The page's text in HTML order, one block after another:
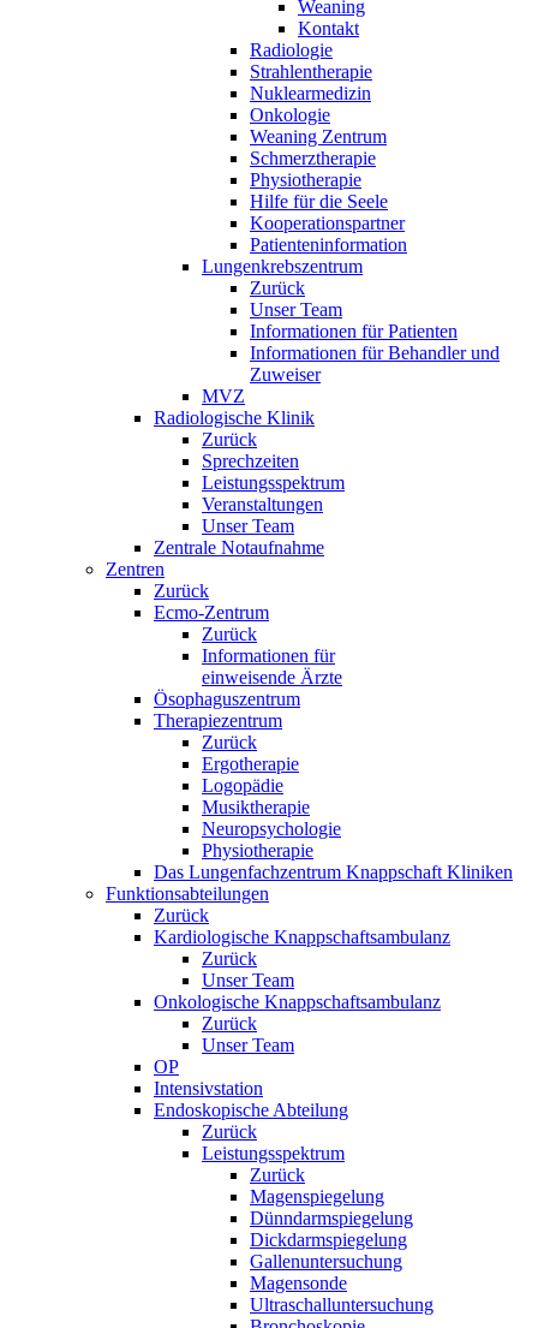
Weaning
Kontakt
Radiologie
Strahlentherapie
Nuklearmedizin
Onkologie
Weaning Zentrum
Schmerztherapie
Physiotherapie
Hilfe für die Seele
Kooperationspartner
Patienteninformation
Lungenkrebszentrum
Zurück
Unser Team
Informationen für Patienten
Informationen für Behandler und
Zuweiser
MVZ
Radiologische Klinik
Zurück
Sprechzeiten
Leistungsspektrum
Veranstaltungen
Unser Team
Zentrale Notaufnahme
Zentren
Zurück
Ecmo-Zentrum
Zurück
Informationen für
einweisende Ärzte
Ösophaguszentrum
Therapiezentrum
Zurück
Ergotherapie
Logopädie
Musiktherapie
Neuropsychologie
Physiotherapie
Das Lungenfachzentrum Knappschaft Kliniken
Funktionsabteilungen
Zurück
Kardiologische Knappschaftsambulanz
Zurück
Unser Team
Onkologische Knappschaftsambulanz
Zurück
Unser Team
OP
Intensivstation
Endoskopische Abteilung
Zurück
Leistungsspektrum
Zurück
Magenspiegelung
Dünndarmspiegelung
Dickdarmspiegelung
Gallenuntersuchung
Magensonde
Ultraschalluntersuchung